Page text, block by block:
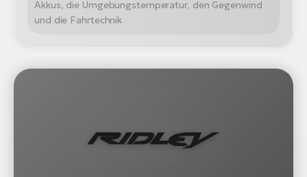
Akkus, die Umgebungstemperatur, den Gegenwind
und die Fahrtechnik